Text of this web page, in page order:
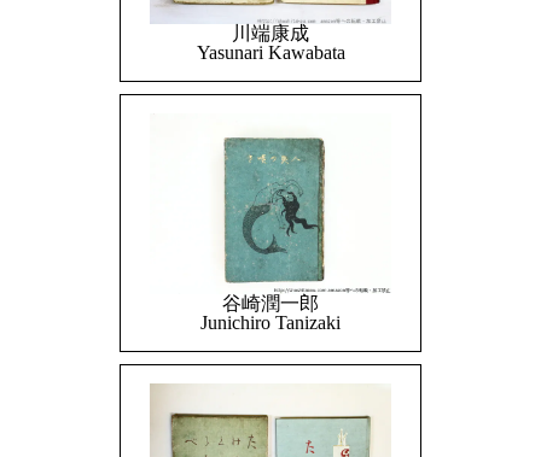
川端康成
Yasunari Kawabata
谷崎潤一郎
Junichiro Tanizaki